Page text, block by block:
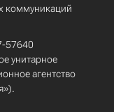
коммуникаций
57640
унитарное
агентство